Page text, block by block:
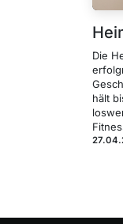
Die
hält